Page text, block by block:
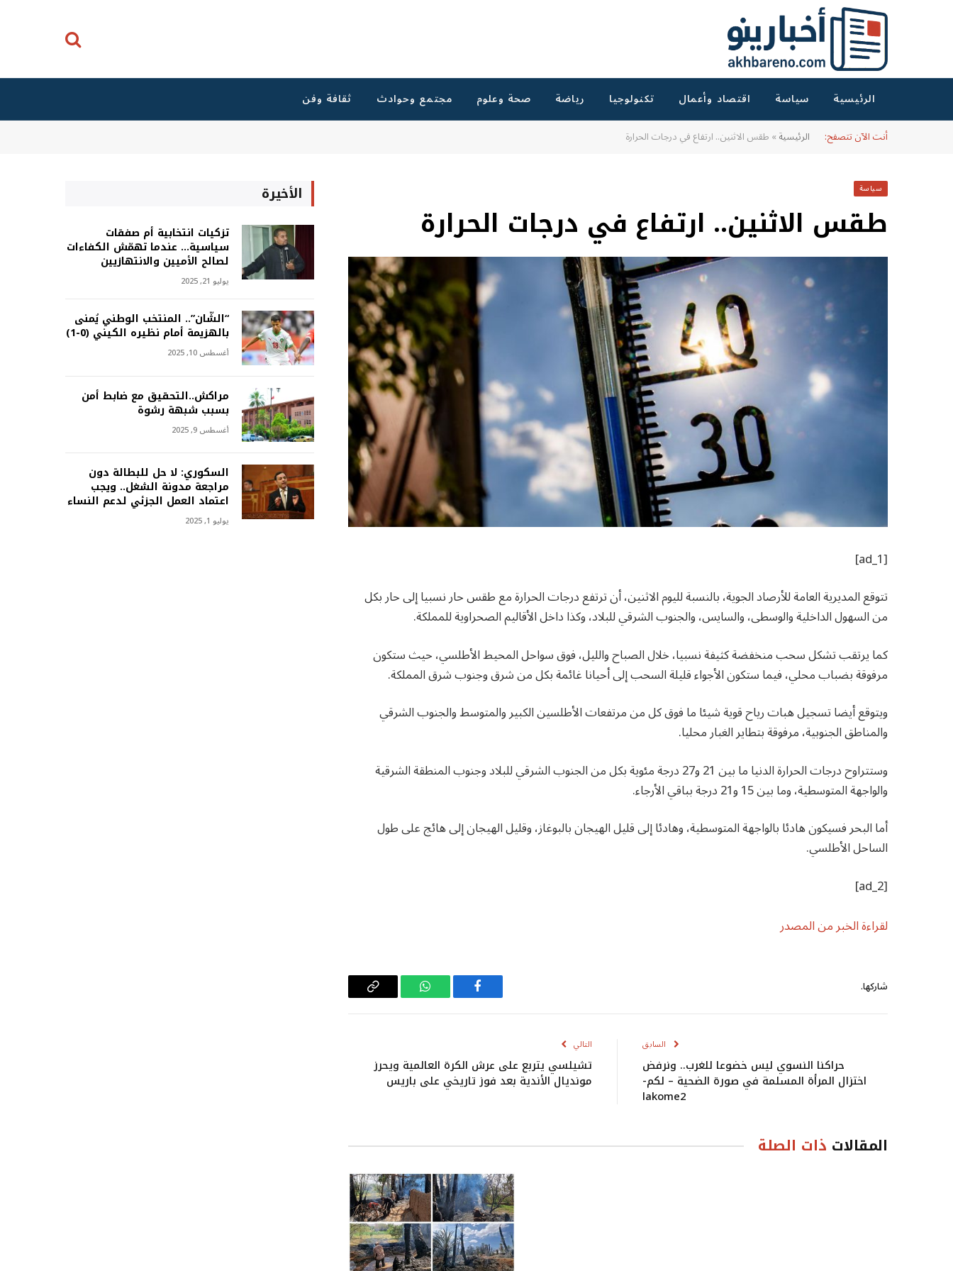
الرئيسية سياسة اقتصاد وأعمال تكنولوجيا رياضة صحة وعلوم مجتمع وحوادث ثقافة وفن
أنت الآن تتصفح: الرئيسية»طقس الاثنين.. ارتفاع في درجات الحرارة
سياسة
طقس الاثنين.. ارتفاع في درجات الحرارة
[ad_1]
تتوقع المديرية العامة للأرصاد الجوية، بالنسبة لليوم الاثنين، أن ترتفع درجات الحرارة مع طقس حار نسبيا إلى حار بكل
من السهول الداخلية والوسطى، والسايس، والجنوب الشرقي للبلاد، وكذا داخل الأقاليم الصحراوية للمملكة.
كما يرتقب تشكل سحب منخفضة كثيفة نسبيا، خلال الصباح والليل، فوق سواحل المحيط الأطلسي، حيث ستكون
مرفوقة بضباب محلي، فيما ستكون الأجواء قليلة السحب إلى أحيانا غائمة بكل من شرق وجنوب شرق المملكة.
ويتوقع أيضا تسجيل هبات رياح قوية شيئا ما فوق كل من مرتفعات الأطلسين الكبير والمتوسط والجنوب الشرقي
والمناطق الجنوبية، مرفوقة بتطاير الغبار محليا.
وستتراوح درجات الحرارة الدنيا ما بين 21 و27 درجة مئوية بكل من الجنوب الشرقي للبلاد وجنوب المنطقة الشرقية
والواجهة المتوسطية، وما بين 15 و21 درجة بباقي الأرجاء.
أما البحر فسيكون هادئا بالواجهة المتوسطية، وهادئا إلى قليل الهيجان بالبوغاز، وقليل الهيجان إلى هائج على طول
الساحل الأطلسي.
[ad_2]
لقراءة الخبر من المصدر
شاركها.
فيسبوك واتساب
Copy
السابق
حراكنا النسوي ليس خضوعا للغرب.. ونرفض
اختزال المرأة المسلمة في صورة الضحية – لكم-
lakome2
التالي
تشيلسي يتربع على عرش الكرة العالمية ويحرز
مونديال الأندية بعد فوز تاريخي على باريس
المقالات ذات الصلة
الأخيرة
تزكيات انتخابية أم صفقات
سياسية… عندما تهمّش الكفاءات
لصالح الأميين والانتهازيين
يوليو 21, 2025
“الشّان”.. المنتخب الوطني يُمنى
بالهزيمة أمام نظيره الكيني (0-1)
أغسطس 10, 2025
مراكش..التحقيق مع ضابط أمن
بسبب شبهة رشوة
أغسطس 9, 2025
السكوري: لا حل للبطالة دون
مراجعة مدونة الشغل.. ويجب
اعتماد العمل الجزئي لدعم النساء
يوليو 1, 2025